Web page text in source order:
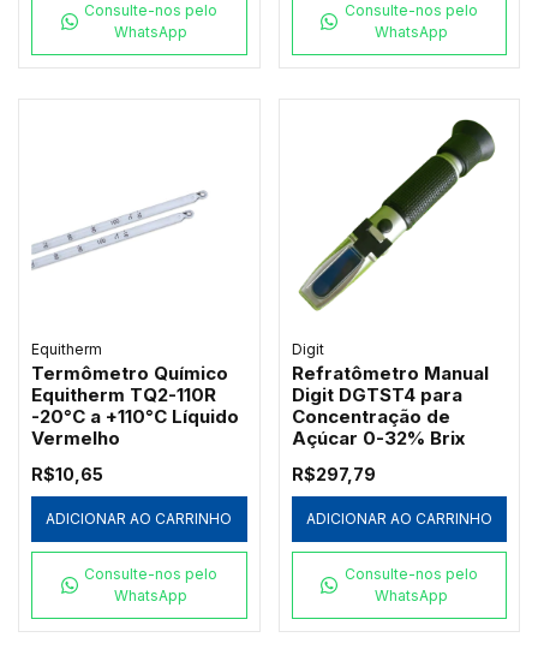
Consulte-nos pelo
WhatsApp
Consulte-nos pelo
WhatsApp
Equitherm
Termômetro Químico
Equitherm TQ2-110R
-20°C a +110°C Líquido
Vermelho
R$10,65
ADICIONAR AO CARRINHO
Consulte-nos pelo
WhatsApp
Digit
Refratômetro Manual
Digit DGTST4 para
Concentração de
Açúcar 0-32% Brix
R$297,79
ADICIONAR AO CARRINHO
Consulte-nos pelo
WhatsApp